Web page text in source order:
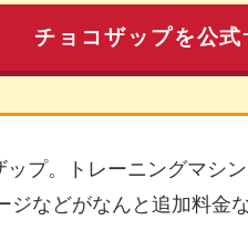
チョコザップを公
プ。トレーニングマシ
ジなどがなんと追加料金